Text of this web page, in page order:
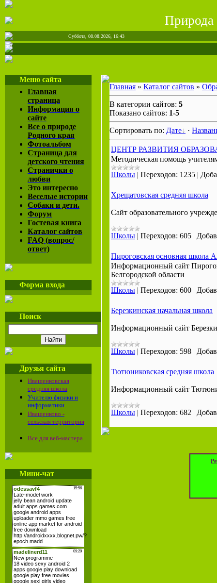
Природа
Суббота, 08.08.2026, 16:43
Меню сайта
Главная
страница
Информация о
сайте
Все о природе
Родного края
Фотоальбом
Страница для
детского чтения
Странички о
любви
Это интересно
Веселые истории
Собаки и дети.
Форум
Гостевая книга
Каталог сайтов
FAQ (вопрос/
ответ)
Форма входа
Поиск
Друзья сайта
Иващенковская
средняя школа
Учителю физики и
информатики
Иващенково -
сельская территория
Все для веб-мастера
Мини-чат
Главная » Каталог сайтов »
В категории сайтов: 5
Показано сайтов: 1-5
Сортировать по: Дате ·
ЦЕНТР РАЗВИТИЯ
Методическая помощь
Школы | Переходов: 1235 |
Хрещатовская средняя школа
Сайт образовательного
Школы | Переходов: 605 |
Пироговская основная школа
Информационный сайт
Белгородской области
Школы | Переходов: 600 |
Березкинская начальная школа
Информационный сайт
Школы | Переходов: 598 |
Тютюниковская средняя школа
Информационный сайт
Школы | Переходов: 682 |